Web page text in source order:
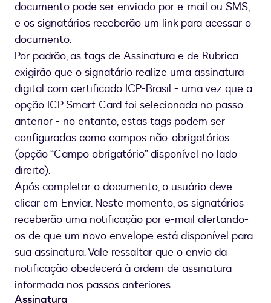
documento pode ser enviado por e-mail ou SMS,
e os signatários receberão um link para acessar o
documento.
Por padrão, as tags de Assinatura e de Rubrica
exigirão que o signatário realize uma assinatura
digital com certificado ICP-Brasil - uma vez que a
opção ICP Smart Card foi selecionada no passo
anterior - no entanto, estas tags podem ser
configuradas como campos não-obrigatórios
(opção “Campo obrigatório” disponível no lado
direito).
Após completar o documento, o usuário deve
clicar em Enviar. Neste momento, os signatários
receberão uma notificação por e-mail alertando-
os de que um novo envelope está disponível para
sua assinatura. Vale ressaltar que o envio da
notificação obedecerá à ordem de assinatura
informada nos passos anteriores.
Assinatura